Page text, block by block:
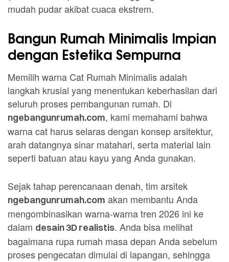
mudah pudar akibat cuaca ekstrem.
Bangun Rumah Minimalis Impian
dengan Estetika Sempurna
Memilih warna Cat Rumah Minimalis adalah
langkah krusial yang menentukan keberhasilan dari
seluruh proses pembangunan rumah. Di
ngebangunrumah.com, kami memahami bahwa
warna cat harus selaras dengan konsep arsitektur,
arah datangnya sinar matahari, serta material lain
seperti batuan atau kayu yang Anda gunakan.
Sejak tahap perencanaan denah, tim arsitek
ngebangunrumah.com akan membantu Anda
mengombinasikan warna-warna tren 2026 ini ke
dalam desain 3D realistis. Anda bisa melihat
bagaimana rupa rumah masa depan Anda sebelum
proses pengecatan dimulai di lapangan, sehingga